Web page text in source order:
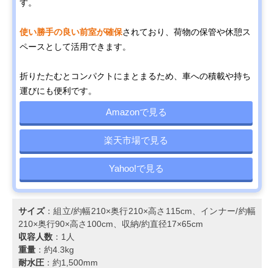
す。
使い勝手の良い前室が確保されており、荷物の保管や休憩ス
ペースとして活用できます。
折りたたむとコンパクトにまとまるため、車への積載や持ち
運びにも便利です。
Amazonで見る
楽天市場で見る
Yahoo!で見る
サイズ：組立/約幅210×奥行210×高さ115cm、インナー/約幅
210×奥行90×高さ100cm、収納/約直径17×65cm
収容人数 ：1人
重量 ：約4.3kg
耐水圧 ：約1,500mm